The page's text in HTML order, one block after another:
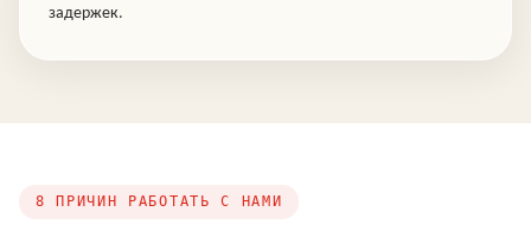
задержек.
8 ПРИЧИН РАБОТАТЬ С НАМИ